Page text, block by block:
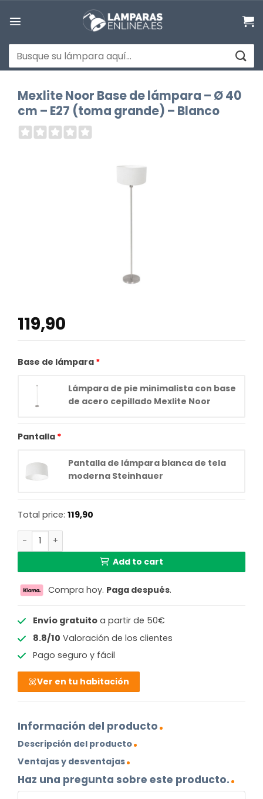
Buscar
por:
Mexlite Noor Base de lámpara – Ø 40
cm – E27 (toma grande) – Blanco
119,90
Base de lámpara
Lámpara de pie minimalista con base
de acero cepillado Mexlite Noor
Pantalla
Pantalla de lámpara blanca de tela
moderna Steinhauer
Total price: 119,90
Mexlite Noor Base de lámpara - Ø 40 cm - E27 (toma
Add to cart
Compra hoy. Paga después.
Envío gratuitoa partir de 50€
8.8/10 Valoración de los clientes
Pago seguro y fácil
Ver en tu habitación
Información del producto
Descripción del producto
Ventajas y desventajas
Haz una pregunta sobre este producto.